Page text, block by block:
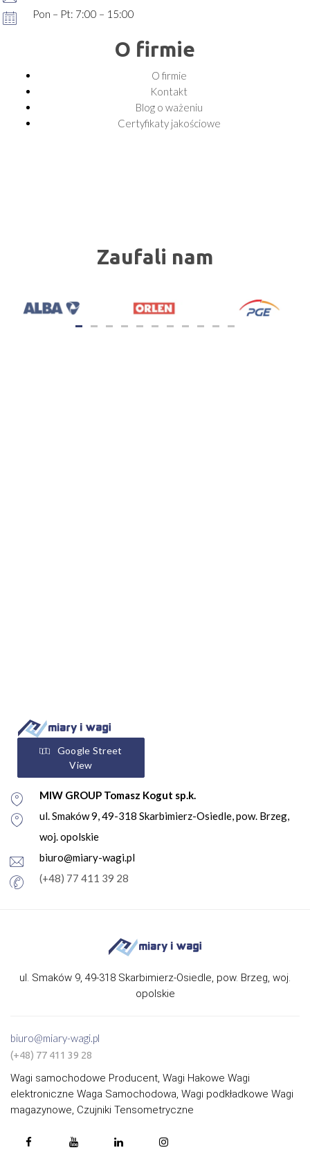
Pon – Pt: 7:00 – 15:00
O firmie
O firmie
Kontakt
Blog o ważeniu
Certyfikaty jakościowe
Zaufali nam
Google Street
View
MIW GROUP Tomasz Kogut sp.k.
ul. Smaków 9, 49-318 Skarbimierz-Osiedle, pow. Brzeg,
woj. opolskie
biuro@miary-wagi.pl
(+48) 77 411 39 28
ul. Smaków 9, 49-318 Skarbimierz-Osiedle, pow. Brzeg, woj.
opolskie
biuro@miary-wagi.pl
(+48) 77 411 39 28
Wagi samochodowe Producent, Wagi Hakowe Wagi
elektroniczne Waga Samochodowa, Wagi podkładkowe Wagi
magazynowe, Czujniki Tensometryczne